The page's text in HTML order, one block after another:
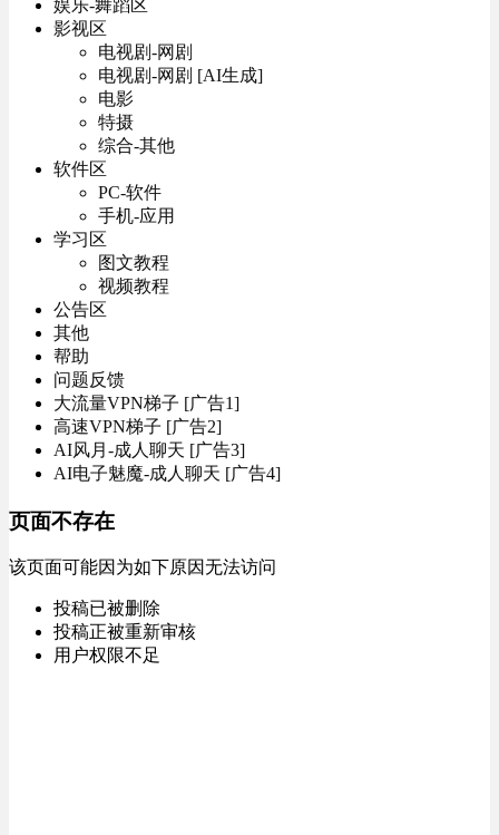
娱乐-舞蹈区
影视区
电视剧-网剧
电视剧-网剧 [AI生成]
电影
特摄
综合-其他
软件区
PC-软件
手机-应用
学习区
图文教程
视频教程
公告区
其他
帮助
问题反馈
大流量VPN梯子 [广告1]
高速VPN梯子 [广告2]
AI风月-成人聊天 [广告3]
AI电子魅魔-成人聊天 [广告4]
页面不存在
该页面可能因为如下原因无法访问
投稿已被删除
投稿正被重新审核
用户权限不足